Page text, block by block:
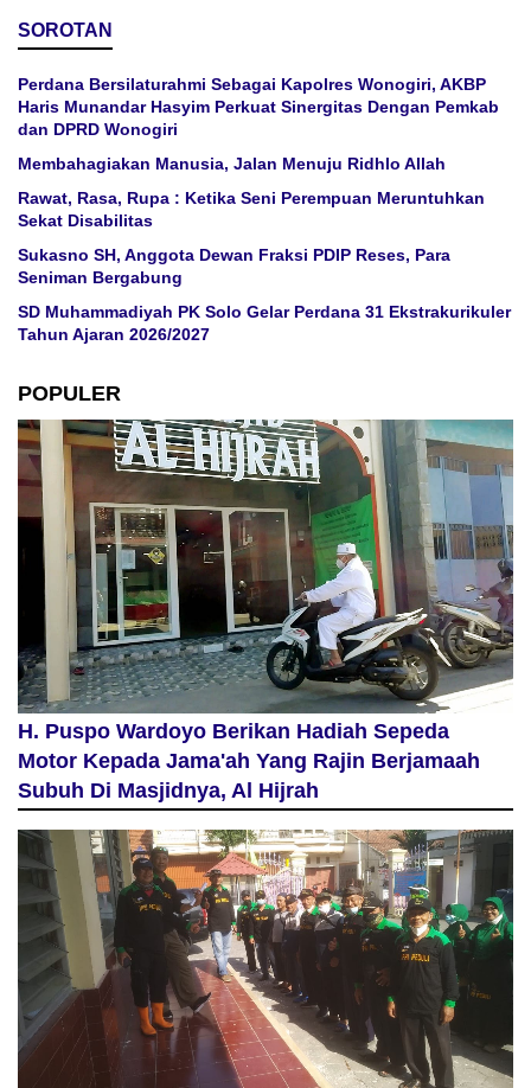
SOROTAN
Perdana Bersilaturahmi Sebagai Kapolres Wonogiri, AKBP
Haris Munandar Hasyim Perkuat Sinergitas Dengan Pemkab
dan DPRD Wonogiri
Membahagiakan Manusia, Jalan Menuju Ridhlo Allah
Rawat, Rasa, Rupa : Ketika Seni Perempuan Meruntuhkan
Sekat Disabilitas
Sukasno SH, Anggota Dewan Fraksi PDIP Reses, Para
Seniman Bergabung
SD Muhammadiyah PK Solo Gelar Perdana 31 Ekstrakurikuler
Tahun Ajaran 2026/2027
POPULER
H. Puspo Wardoyo Berikan Hadiah Sepeda
Motor Kepada Jama'ah Yang Rajin Berjamaah
Subuh Di Masjidnya, Al Hijrah